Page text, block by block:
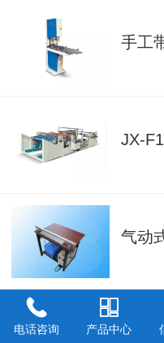
手工
JX-
气动
JX-
电话咨询 产品中心